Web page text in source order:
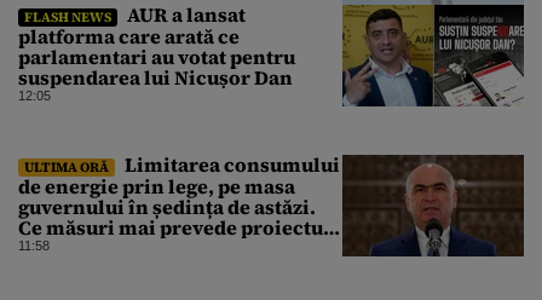
FLASH NEWS
AUR a lansat
platforma care arată ce
parlamentari au votat pentru
suspendarea lui Nicușor Dan
12:05
ULTIMA ORĂ
Limitarea consumului
de energie prin lege, pe masa
guvernului în ședința de astăzi.
Ce măsuri mai prevede proiectul
în caz de pandemie, cutremur sau
11:58